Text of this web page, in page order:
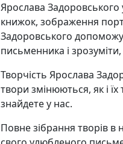
Ярослава
книжок, зображення
Задоровського
письменника і
Творчість Ярослава
твори змінюються, як і
знайдете у нас.
Повне зібрання творів в